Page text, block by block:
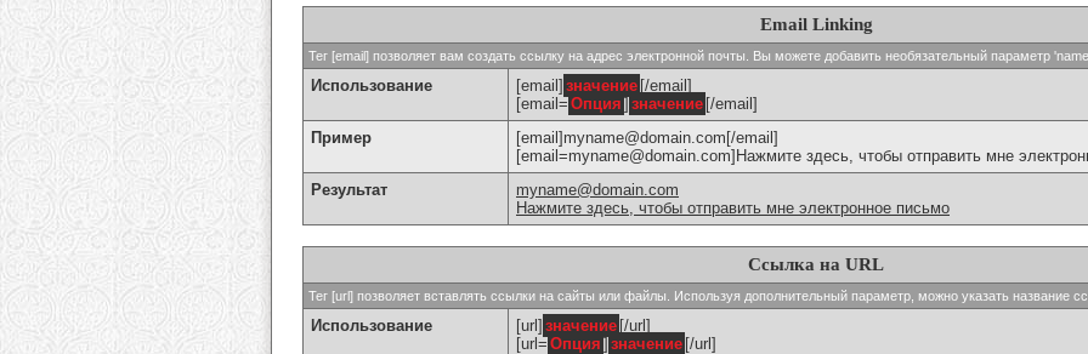
Email Linking
Тег [email] позволяет вам создать ссылку на адрес электронной почты. Вы можете добавить необязательный параметр
Использование [email] значение [/email]
[email= Опция ] значение [/email]
Пример
[email]myname@domain.com[/email]
[email=myname@domain.com]Нажмите здесь, чтобы отправить мне
Результат
myname@domain.com
Нажмите здесь, чтобы отправить мне электронное письмо
Ссылка на URL
Тег [url] позволяет вставлять ссылки на сайты или файлы. Используя дополнительный параметр, можно указать название
Использование [url] значение [/url]
[url= Опция ] значение [/url]